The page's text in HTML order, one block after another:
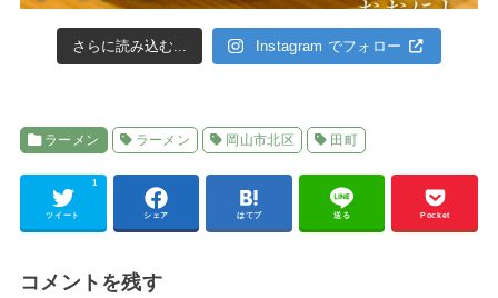
さらに読み込む... Instagram でフォロー
ラーメン ラーメン 岡山市北区 田町
ツイート
1
シェア はてブ 送る Pocket
コメントを残す